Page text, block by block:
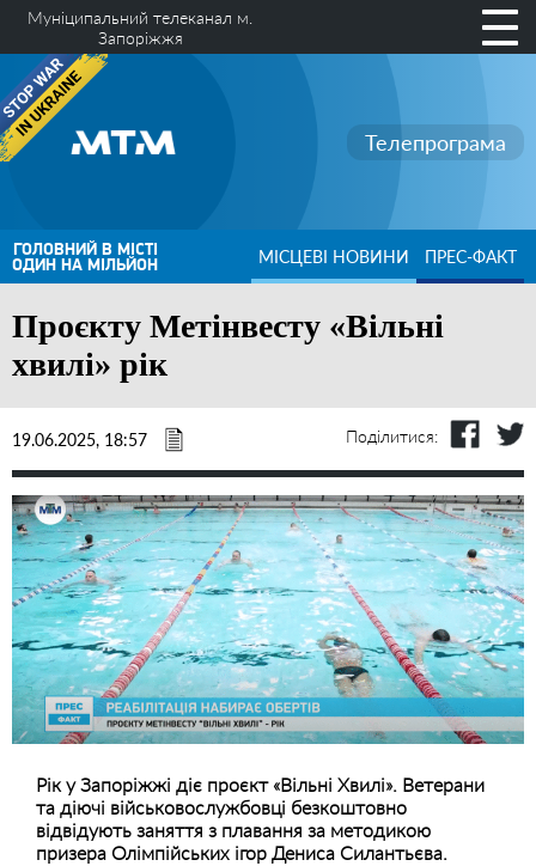
Муніципальний телеканал м.
Запоріжжя
Телепрограма
ГОЛОВНИЙ В МІСТІ
ОДИН НА МІЛЬЙОН МІСЦЕВІ НОВИНИ ПРЕС-ФАКТ
Проєкту Метінвесту «Вільні
хвилі» рік
19.06.2025, 18:57 Поділитися:
Рік у Запоріжжі діє проєкт «Вільні Хвилі». Ветерани
та діючі військовослужбовці безкоштовно
відвідують заняття з плавання за методикою
призера Олімпійських ігор Дениса Силантьєва.